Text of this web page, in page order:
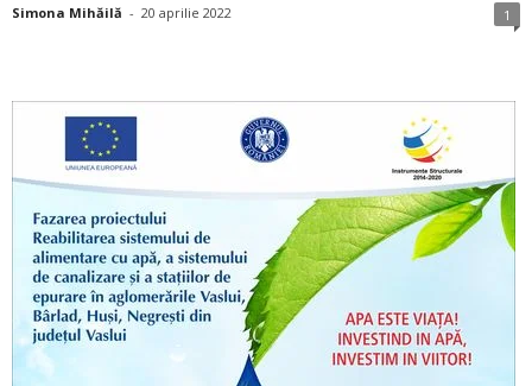
Simona Mihăilă - 20 aprilie 2022 1